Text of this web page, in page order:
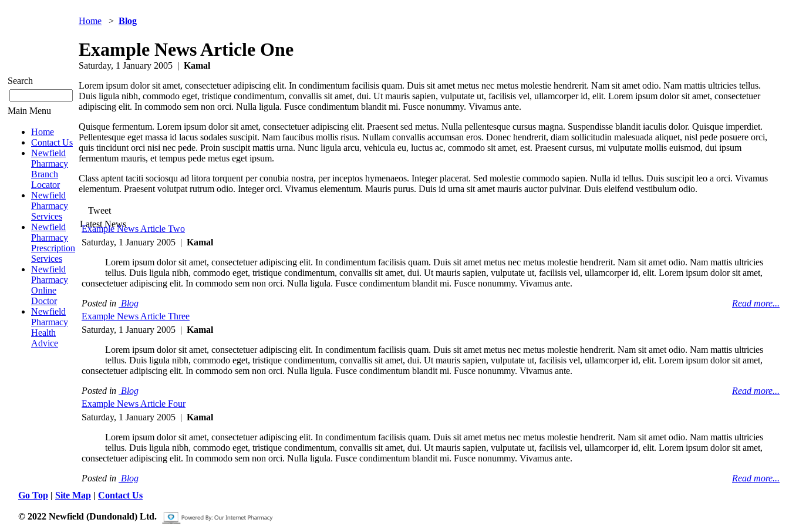
Search
Main Menu
Home
Contact Us
Newfield
Pharmacy
Branch
Locator
Newfield
Pharmacy
Services
Newfield
Pharmacy
Prescription
Services
Newfield
Pharmacy
Online
Doctor
Newfield
Pharmacy
Health
Advice
Home > Blog
Example News Article One
Saturday, 1 January 2005 | Kamal
Lorem ipsum dolor sit amet, consectetuer adipiscing elit. In condimentum facilisis quam. Duis sit amet metus nec metus molestie hendrerit. Nam sit amet odio. Nam mattis ultricies tellus.
Duis ligula nibh, commodo eget, tristique condimentum, convallis sit amet, dui. Ut mauris sapien, vulputate ut, facilisis vel, ullamcorper id, elit. Lorem ipsum dolor sit amet, consectetuer
adipiscing elit. In commodo sem non orci. Nulla ligula. Fusce condimentum blandit mi. Fusce nonummy. Vivamus ante.
Quisque fermentum. Lorem ipsum dolor sit amet, consectetuer adipiscing elit. Praesent sed metus. Nulla pellentesque cursus magna. Suspendisse blandit iaculis dolor. Quisque imperdiet.
Pellentesque eget massa id lacus sodales suscipit. Nam faucibus mollis risus. Nullam convallis accumsan eros. Donec hendrerit, diam sollicitudin malesuada aliquet, nisl pede posuere orci,
quis tincidunt orci nisi nec pede. Proin suscipit mattis urna. Nunc ligula arcu, vehicula eu, luctus ac, commodo sit amet, est. Praesent cursus, mi vulputate mollis euismod, dui ipsum
fermentum mauris, et tempus pede metus eget ipsum.
Class aptent taciti sociosqu ad litora torquent per conubia nostra, per inceptos hymenaeos. Integer placerat. Sed molestie commodo sapien. Nulla id tellus. Duis suscipit leo a orci. Vivamus
elementum. Praesent volutpat rutrum odio. Integer orci. Vivamus elementum. Mauris purus. Duis id urna sit amet mauris auctor pulvinar. Duis eleifend vestibulum odio.
Tweet
Latest News
Example News Article Two
Saturday, 1 January 2005 | Kamal
Lorem ipsum dolor sit amet, consectetuer adipiscing elit. In condimentum facilisis quam. Duis sit amet metus nec metus molestie hendrerit. Nam sit amet odio. Nam mattis ultricies
tellus. Duis ligula nibh, commodo eget, tristique condimentum, convallis sit amet, dui. Ut mauris sapien, vulputate ut, facilisis vel, ullamcorper id, elit. Lorem ipsum dolor sit amet,
consectetuer adipiscing elit. In commodo sem non orci. Nulla ligula. Fusce condimentum blandit mi. Fusce nonummy. Vivamus ante.
Read more...
Posted in Blog
Example News Article Three
Saturday, 1 January 2005 | Kamal
Lorem ipsum dolor sit amet, consectetuer adipiscing elit. In condimentum facilisis quam. Duis sit amet metus nec metus molestie hendrerit. Nam sit amet odio. Nam mattis ultricies
tellus. Duis ligula nibh, commodo eget, tristique condimentum, convallis sit amet, dui. Ut mauris sapien, vulputate ut, facilisis vel, ullamcorper id, elit. Lorem ipsum dolor sit amet,
consectetuer adipiscing elit. In commodo sem non orci. Nulla ligula. Fusce condimentum blandit mi. Fusce nonummy. Vivamus ante.
Read more...
Posted in Blog
Example News Article Four
Saturday, 1 January 2005 | Kamal
Lorem ipsum dolor sit amet, consectetuer adipiscing elit. In condimentum facilisis quam. Duis sit amet metus nec metus molestie hendrerit. Nam sit amet odio. Nam mattis ultricies
tellus. Duis ligula nibh, commodo eget, tristique condimentum, convallis sit amet, dui. Ut mauris sapien, vulputate ut, facilisis vel, ullamcorper id, elit. Lorem ipsum dolor sit amet,
consectetuer adipiscing elit. In commodo sem non orci. Nulla ligula. Fusce condimentum blandit mi. Fusce nonummy. Vivamus ante.
Read more...
Posted in Blog
Go Top | Site Map | Contact Us
© 2022 Newfield (Dundonald) Ltd.